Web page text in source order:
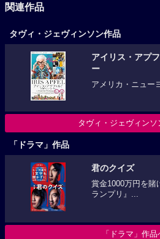
関連作品
タヴィ・ジェヴィンソン作品
アイリス・アプ
ー
アメリカ・ニュー
タヴィ・ジェヴィンソ
「ドラマ」作品
君のクイズ
賞金1000万円を賭
ランプリ』...
「ドラマ」作品